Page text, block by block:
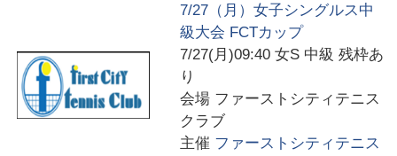
7/27（月）女子シングルス中
級大会 FCTカップ
7/27(月)09:40 女S 中級 残枠あ
り
会場 ファーストシティテニス
クラブ
主催 ファーストシティテニス